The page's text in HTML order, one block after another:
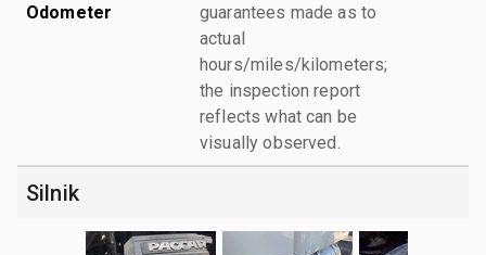
Odometer
guarantees made as to
actual
hours/miles/kilometers;
the inspection report
reflects what can be
visually observed.
Silnik